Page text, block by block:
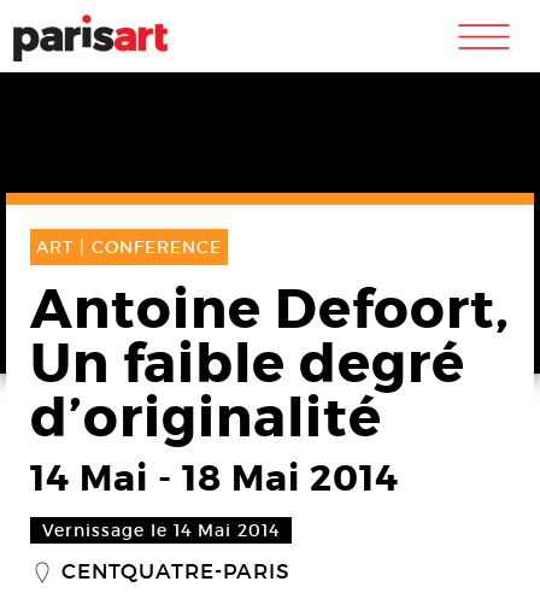
m
ART | CONFERENCE
Antoine Defoort,
Un faible degré
d’originalité
14 Mai - 18 Mai 2014
Vernissage le 14 Mai 2014
_ CENTQUATRE-PARIS